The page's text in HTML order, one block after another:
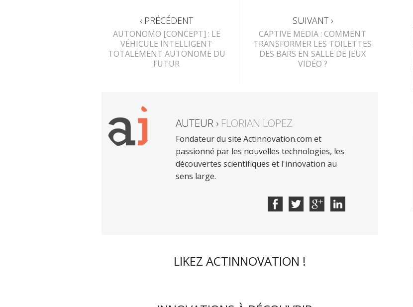
‹ PRÉCÉDENT
AUTONOMO [CONCEPT] : LE
VÉHICULE INTELLIGENT
TOTALEMENT AUTONOME DU
FUTUR
SUIVANT ›
CAPTIVE MEDIA : COMMENT
TRANSFORMER LES TOILETTES
DES BARS EN SALLE DE JEUX
VIDÉO ?
AUTEUR › FLORIAN LOPEZ
Fondateur du site Actinnovation.com et
passionné par les nouvelles technologies, les
découvertes scientifiques et l'innovation au
sens large.
LIKEZ ACTINNOVATION !